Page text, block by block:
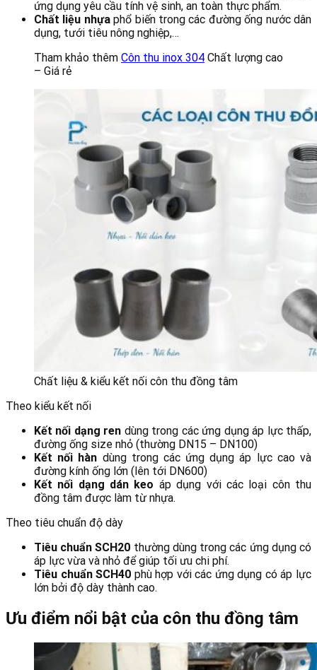
ứng dụng yêu cầu tính vệ sinh, an toàn thực phẩm.
Chất liệu nhựaphổ biến trong các đường ống nước dân
dụng, tưới tiêu nông nghiệp,…
Tham khảo thêm Côn thu inox 304 Chất lượng cao
– Giá rẻ
Chất liệu & kiểu kết nối côn thu đồng tâm
Theo kiểu kết nối
Kết nối dạng ren dùng trong các ứng dụng áp lực thấp,
đường ống size nhỏ (thường DN15 – DN100)
Kết nối hàn dùng trong các ứng dụng áp lực cao và
đường kính ống lớn (lên tới DN600)
Kết nối dạng dán keo áp dụng với các loại côn thu
đồng tâm được làm từ nhựa.
Theo tiêu chuẩn độ dày
Tiêu chuẩn SCH20 thường dùng trong các ứng dụng có
áp lực vừa và nhỏ để giúp tối ưu chi phí.
Tiêu chuẩn SCH40 phù hợp với các ứng dụng có áp lực
lớn bởi độ dày thành cao.
Ưu điểm nổi bật của côn thu đồng tâm